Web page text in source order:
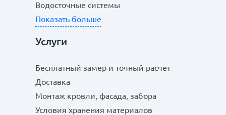
Водосточные системы
Показать больше
Услуги
Бесплатный замер и точный расчет
Доставка
Монтаж кровли, фасада, забора
Условия хранения материалов